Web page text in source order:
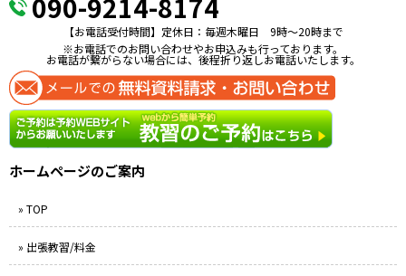
090-9214-8174
【お電話受付時間】定休日：毎週木曜日 9時〜20時まで
※お電話でのお問い合わせやお申込みも行っております。
お電話が繋がらない場合には、後程折り返しお電話いたします。
ホームページのご案内
» TOP
» 出張教習/料金